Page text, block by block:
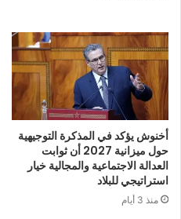
أخنوش يؤكد في المذكرة التوجيهية
حول ميزانية 2027 أن ثوابت
العدالة الاجتماعية والمجالية خيار
استراتيجي للبلاد
منذ 3 أيام